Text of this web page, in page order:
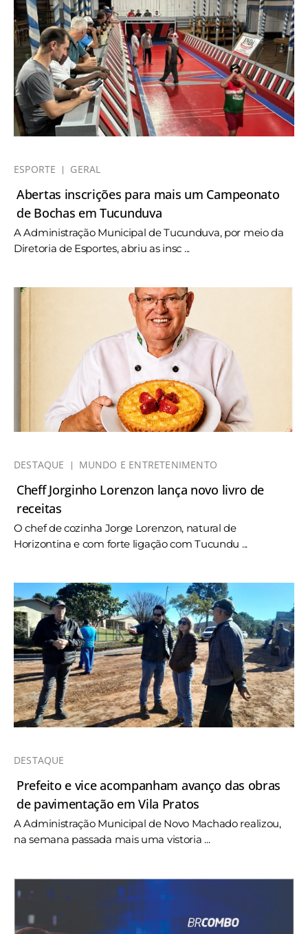
ESPORTE GERAL
Abertas inscrições para mais um Campeonato
de Bochas em Tucunduva
A Administração Municipal de Tucunduva, por meio da
Diretoria de Esportes, abriu as insc ...
DESTAQUE MUNDO E ENTRETENIMENTO
Cheff Jorginho Lorenzon lança novo livro de
receitas
O chef de cozinha Jorge Lorenzon, natural de
Horizontina e com forte ligação com Tucundu ...
DESTAQUE
Prefeito e vice acompanham avanço das obras
de pavimentação em Vila Pratos
A Administração Municipal de Novo Machado realizou,
na semana passada mais uma vistoria ...